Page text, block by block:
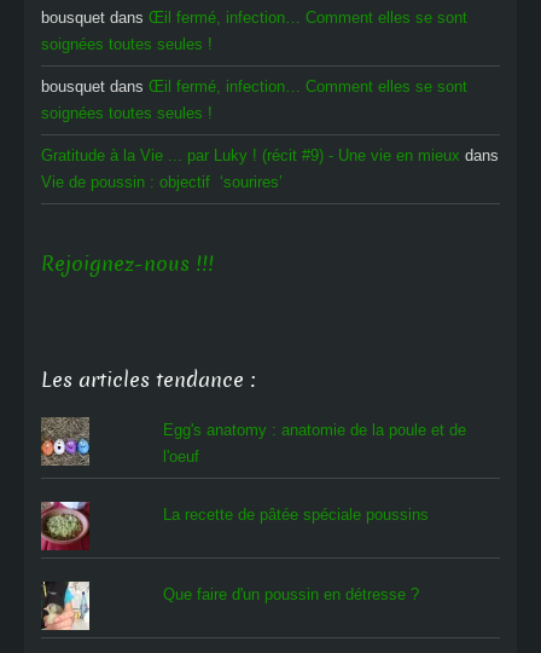
bousquet dans Œil fermé, infection… Comment elles se sont
soignées toutes seules !
bousquet dans Œil fermé, infection… Comment elles se sont
soignées toutes seules !
Gratitude à la Vie ... par Luky ! (récit #9) - Une vie en mieux dans
Vie de poussin : objectif ‘sourires’
Rejoignez-nous !!!
Les articles tendance :
Egg's anatomy : anatomie de la poule et de
l'oeuf
La recette de pâtée spéciale poussins
Que faire d'un poussin en détresse ?